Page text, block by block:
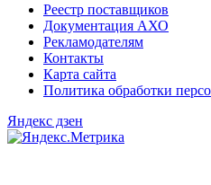
Реестр поставщиков
Документация АХО
Рекламодателям
Контакты
Карта сайта
Политика обработки
Яндекс дзен